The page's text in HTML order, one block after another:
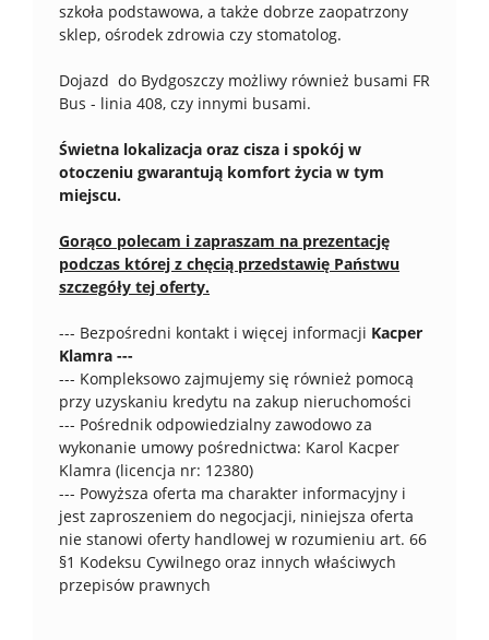
szkoła podstawowa, a także dobrze zaopatrzony
sklep, ośrodek zdrowia czy stomatolog.
Dojazd do Bydgoszczy możliwy również busami FR
Bus - linia 408, czy innymi busami.
Świetna lokalizacja oraz cisza i spokój w
otoczeniu gwarantują komfort życia w tym
miejscu.
Gorąco polecam i zapraszam na prezentację
podczas której z chęcią przedstawię Państwu
szczegóły tej oferty.
--- Bezpośredni kontakt i więcej informacji Kacper
Klamra ---
--- Kompleksowo zajmujemy się również pomocą
przy uzyskaniu kredytu na zakup nieruchomości
--- Pośrednik odpowiedzialny zawodowo za
wykonanie umowy pośrednictwa: Karol Kacper
Klamra (licencja nr: 12380)
--- Powyższa oferta ma charakter informacyjny i
jest zaproszeniem do negocjacji, niniejsza oferta
nie stanowi oferty handlowej w rozumieniu art. 66
§1 Kodeksu Cywilnego oraz innych właściwych
przepisów prawnych